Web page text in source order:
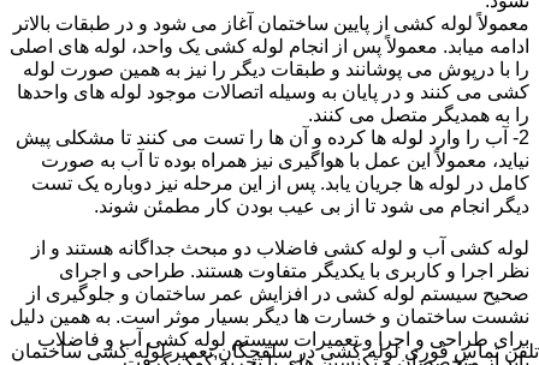
معمولاً لوله کشی از پایین ساختمان آغاز می شود و در طبقات بالاتر
ادامه میابد. معمولاً پس از انجام لوله کشی یک واحد، لوله های اصلی
را با درپوش می پوشانند و طبقات دیگر را نیز به همین صورت لوله
کشی می کنند و در پایان به وسیله اتصالات موجود لوله های واحدها
را به همدیگر متصل می کنند.
2- آب را وارد لوله ها کرده و آن ها را تست می کنند تا مشکلی پیش
نیاید، معمولاً این عمل با هواگیری نیز همراه بوده تا آب به صورت
کامل در لوله ها جریان یابد. پس از این مرحله نیز دوباره یک تست
دیگر انجام می شود تا از بی عیب بودن کار مطمئن شوند.
لوله کشی آب و لوله کشی فاضلاب دو مبحث جداگانه هستند و از
نظر اجرا و کاربری با یکدیگر متفاوت هستند. طراحی و اجرای
صحیح سیستم لوله کشی در افزایش عمر ساختمان و جلوگیری از
نشست ساختمان و خسارت ها دیگر بسیار موثر است. به همین دلیل
برای طراحی و اجرا و تعمیرات سیستم لوله کشی آب و فاضلاب
تلفن تماس فوریلوله کشی در سلفچگان,تعمیر لوله کشی ساختمان